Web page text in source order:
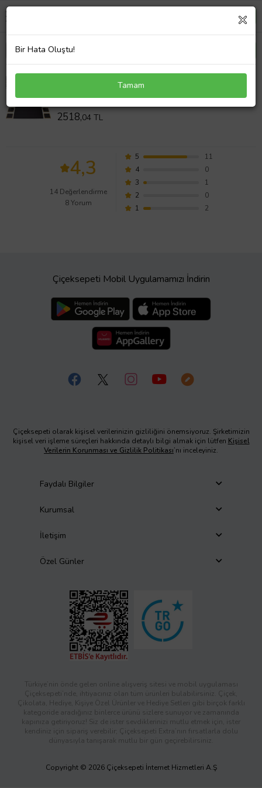
Star Bayraklı Mermer Desenli Ahşap Sümen Takımı
Deri Sümen Seti Masa İsimliği
Değerlendirmeleri
2518,04 TL
4,3
14 Değerlendirme
8 Yorum
5
11
4
0
3
1
2
0
1
2
Çiçeksepeti Mobil Uygulamamızı İndirin
Çiçeksepeti olarak kişisel verilerinizin gizliliğini önemsiyoruz. Şirketimizin
kişisel veri işleme süreçleri hakkında detaylı bilgi almak için lütfen Kişisel
Verilerin Korunması ve Gizlilik Politikası’nı inceleyiniz.
Faydalı Bilgiler
Kurumsal
İletişim
Özel Günler
Türkiye’nin önde gelen online alışveriş sitesi ve mobil uygulaması
Çiçeksepeti’nde, ihtiyacınız olan tüm ürünleri bulabilirsiniz. Çiçek,
Çikolata, Hediye, Kişiye Özel Ürünler ve Hediye Setleri gibi birçok farklı
kategoride aradığınız binlerce ürünü sizlere sunuyor ve zamanında
kapınıza getiriyoruz! Siz de ister sevdiklerinizi mutlu etmek için, ister
kendiniz için sipariş verebilir; Çiçeksepeti Extra’nın fırsatlarla dolu
dünyasıyla tanışarak mutlu bir gün geçirebilirsiniz.
Copyright © 2026 Çiçeksepeti İnternet Hizmetleri A.Ş
Bir Hata Oluştu!
Tamam